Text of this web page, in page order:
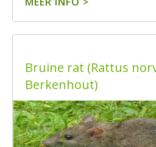
Bruine rat (Rattus
Berkenhout)